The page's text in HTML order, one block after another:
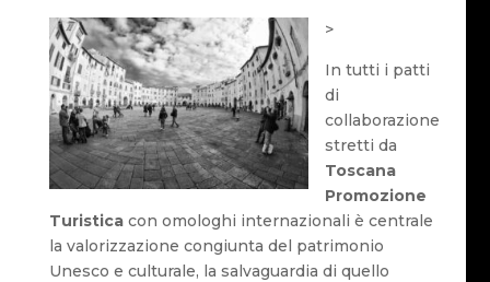
>
In tutti i patti
di
collaborazione
stretti da
Toscana
Promozione
Turisticacon omologhi internazionali è centrale
la valorizzazione congiunta del patrimonio
Unesco e culturale, la salvaguardia di quello